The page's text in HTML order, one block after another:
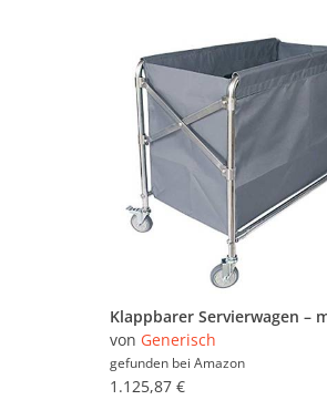
von Generisch
gefunden bei Amazon
1.125,87 €